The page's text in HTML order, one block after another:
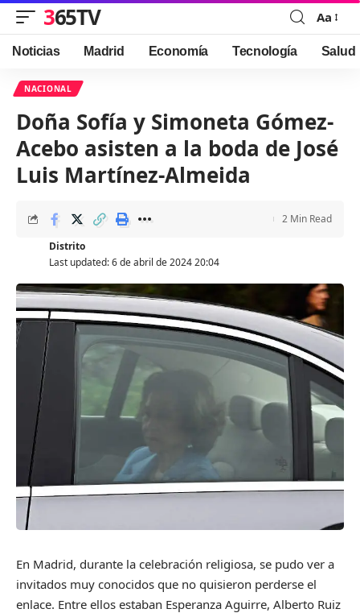
365TV
Font
Resizer
Aa
Noticias Madrid Economía Tecnología Salud
NACIONAL
Doña Sofía y Simoneta Gómez-
Acebo asisten a la boda de José
Luis Martínez-Almeida
Last updated: 6 de abril de 2024 20:04
Distrito
2 Min Read
En Madrid, durante la celebración religiosa, se pudo ver a
invitados muy conocidos que no quisieron perderse el
enlace. Entre ellos estaban Esperanza Aguirre, Alberto Ruiz